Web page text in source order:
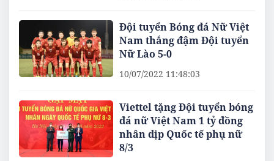
Đội tuyển Bóng đá Nữ Việt
Nam thắng đậm Đội tuyển
Nữ Lào 5-0
10/07/2022 11:48:03
Viettel tặng Đội tuyển bóng
đá nữ Việt Nam 1 tỷ đồng
nhân dịp Quốc tế phụ nữ
8/3